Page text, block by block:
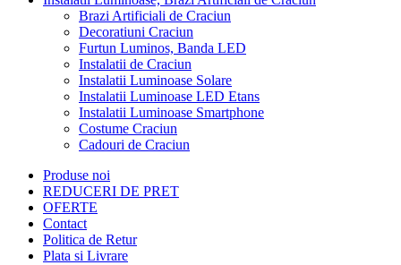
Brazi Artificiali de Craciun
Decoratiuni Craciun
Furtun Luminos, Banda LED
Instalatii de Craciun
Instalatii Luminoase Solare
Instalatii Luminoase LED Etans
Instalatii Luminoase Smartphone
Costume Craciun
Cadouri de Craciun
Produse noi
REDUCERI DE PRET
OFERTE
Contact
Politica de Retur
Plata si Livrare